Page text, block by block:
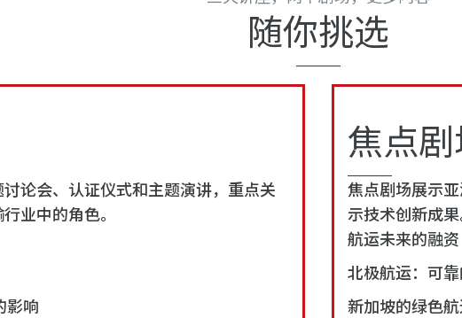
随你挑选
论会、认证仪式和主题演讲，重点关
业中的角色。
影响
焦点
焦点剧场展示
示技术创新成果
航运未来的融资
北极航运：可靠
新加坡的绿色